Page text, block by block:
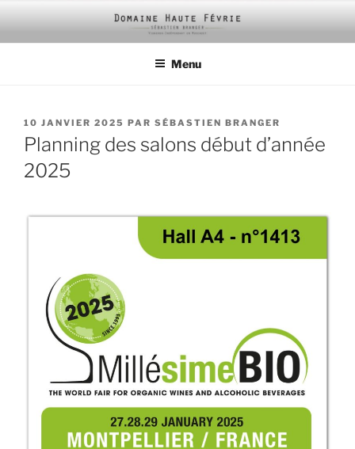
contenu
Menu
PUBLIÉ
LE
10 JANVIER 2025 PAR SÉBASTIEN BRANGER
Planning des salons début d’année
2025